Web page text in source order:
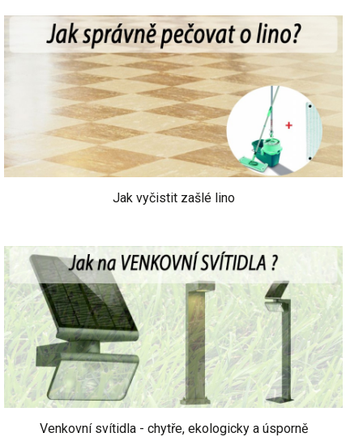
Jak vyčistit zašlé lino
Venkovní svítidla - chytře, ekologicky a úsporně